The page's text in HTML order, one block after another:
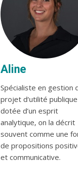
Aline
Spécialiste en gestion
projet d‘utilité
dotée d’un esprit
analytique, on la décrit
souvent comme une
de propositions
et communicative.